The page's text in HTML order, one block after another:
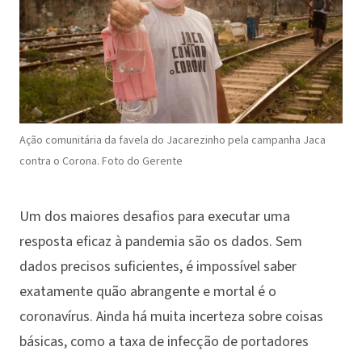
Ação comunitária da favela do Jacarezinho pela campanha Jaca
contra o Corona. Foto do Gerente
Um dos maiores desafios para executar uma
resposta eficaz à pandemia são os dados. Sem
dados precisos suficientes, é impossível saber
exatamente quão abrangente e mortal é o
coronavírus. Ainda há muita incerteza sobre coisas
básicas, como a taxa de infecção de portadores